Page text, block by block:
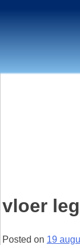
vloer
Posted on 19